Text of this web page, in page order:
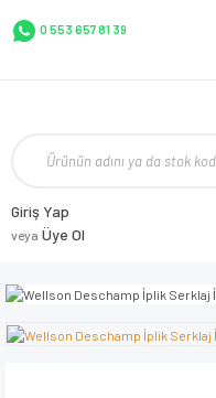
0 553 657 81 39
Giriş Yap
veya Üye Ol